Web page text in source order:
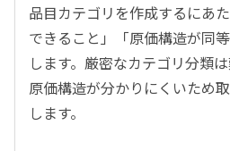
品目カテゴリを作成するにあ
できること」「原価構造が同
します。厳密なカテゴリ分類
原価構造が分かりにくいため
します。